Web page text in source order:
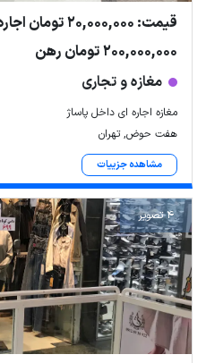
قیمت: 20,000,000 تومان اجاره
200,000,000 تومان رهن
مغازه و تجاری
مغازه اجاره ای داخل پاساژ
هفت حوض, تهران
مشاهده جزییات
4 تصویر